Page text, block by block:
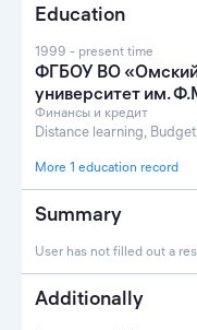
Education
1999 - present time
ФГБОУ ВО «Омский
университет им.
Финансы и кредит
Distance learning,
More 1 education record
Summary
User has not filled out a
Additionally